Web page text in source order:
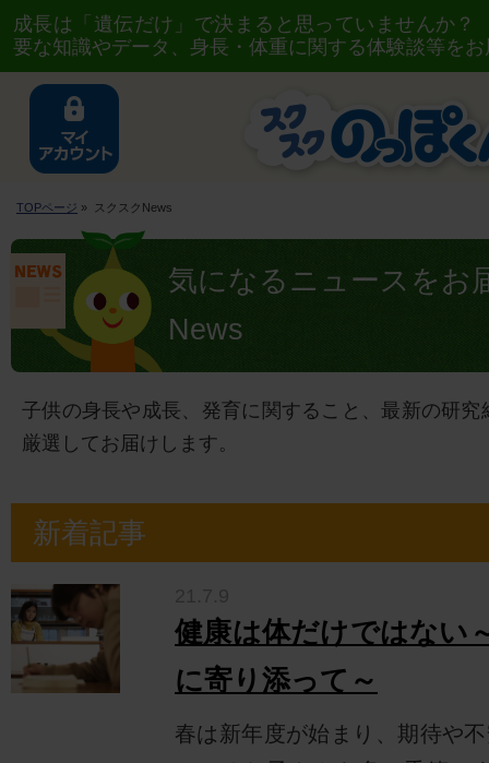
成長は「遺伝だけ」で決まると思っていませんか
要な知識やデータ、身長・体重に関する体験談等を
TOPページ » スクスクNews
気になるニュースをお
News
子供の身長や成長、発育に関すること、最新の研
厳選してお届けします。
新着記事
健康は体だけではない
に寄り添って～
春は新年度が始まり、期待や